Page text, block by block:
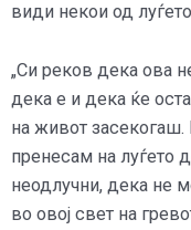
види некои од
„Си реков дека ова
дека е и дека ќе
на живот
пренесам на
неодлучни, дека не
во овој свет на